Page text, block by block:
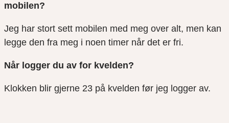
mobilen?
Jeg har stort sett mobilen med meg over alt, men kan
legge den fra meg i noen timer når det er fri.
Når logger du av for kvelden?
Klokken blir gjerne 23 på kvelden før jeg logger av.